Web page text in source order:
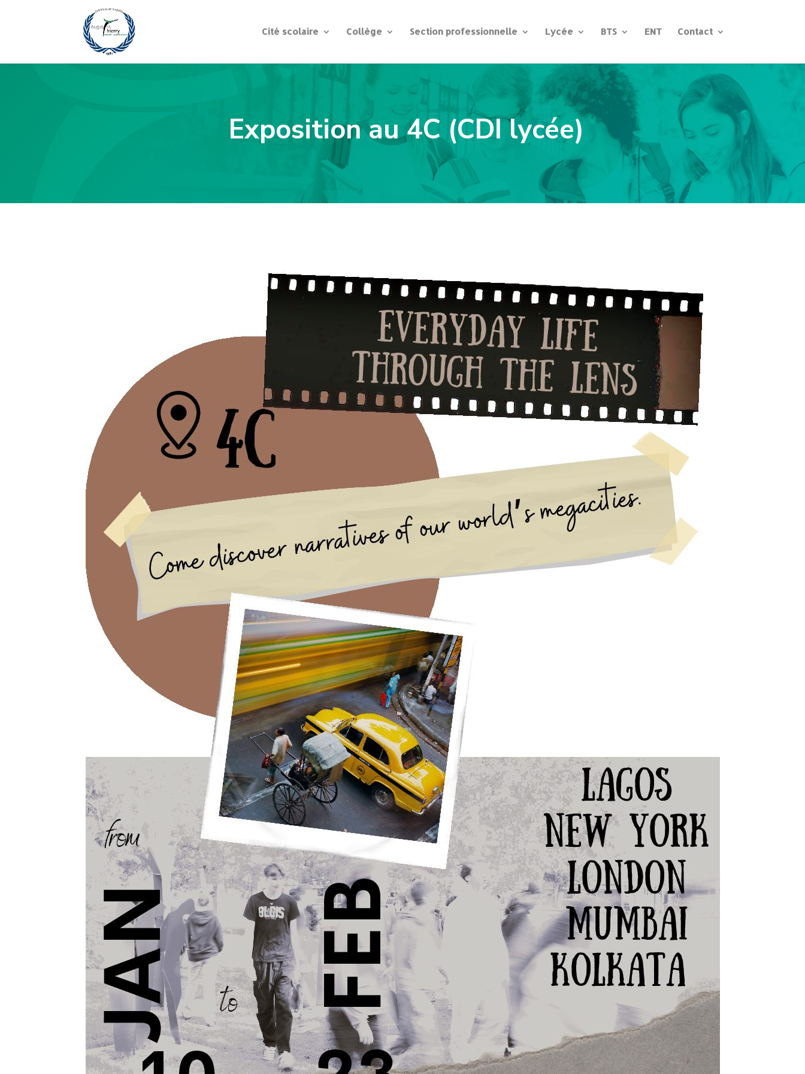
Cité scolaire Collège Section professionnelle Lycée BTS ENT Contact
Exposition au 4C (CDI lycée)